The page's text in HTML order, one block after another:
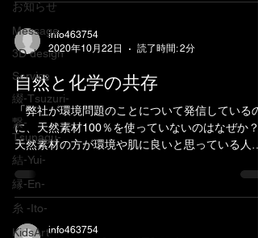
お知らせ
Message
3D design
Service
綴-Tsuzuri-
繋-
Tsunagu-
結-Yui-
縁-En-
糸 -Ito-
KidsArt-
info463754
2020年10月22日
読了時間: 2分
自然と化学の共存
「弊社が環境問題のことについて発信しているの
に、天然素材100％を使っていないのはなぜか？
天然素材の方が環境や肌に良いと思っている人が
未だ多いようですが、実はそうとも限らないので
す。 理由は大きく分けて３つあります。 １、環境
と労働への不可 ...
info463754